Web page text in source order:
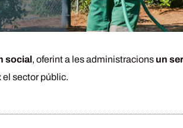
social, oferint a les administracions un
sector públic.